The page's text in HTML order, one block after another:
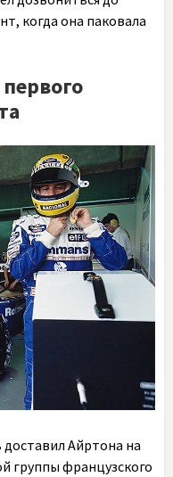
когда она паковала
Айртона на
группы французского